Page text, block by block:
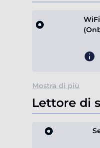
Mostra di più
Lettore di